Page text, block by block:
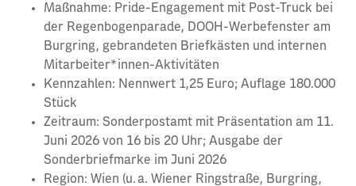
Maßnahme: Pride-Engagement mit Post-Truck bei
der Regenbogenparade, DOOH-Werbefenster am
Burgring, gebrandeten Briefkästen und internen
Mitarbeiter*innen-Aktivitäten
Kennzahlen: Nennwert 1,25 Euro; Auflage 180.000
Stück
Zeitraum: Sonderpostamt mit Präsentation am 11.
Juni 2026 von 16 bis 20 Uhr; Ausgabe der
Sonderbriefmarke im Juni 2026
Region: Wien (u. a. Wiener Ringstraße, Burgring,